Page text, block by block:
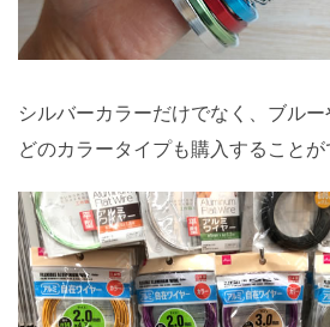
シルバーカラーだけでなく、ブル
どのカラータイプも購入することが